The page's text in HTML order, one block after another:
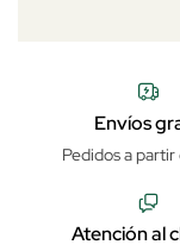
Envíos
Pedidos a
Atención al